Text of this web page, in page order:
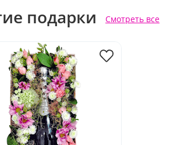
подарки Смотреть все